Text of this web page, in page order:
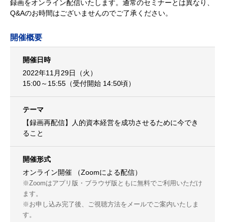
録画をオンライン配信いたします。通常のセミナーとは異なり、
Q&Aのお時間はございませんのでご了承ください。
開催概要
開催日時
2022年11月29日（火）
15:00～15:55（受付開始 14:50頃）
テーマ
【録画再配信】人的資本経営を成功させるために今でき
ること
開催形式
オンライン開催 （Zoomによる配信）
※Zoomはアプリ版・ブラウザ版ともに無料でご利用いただけ
ます。
※お申し込み完了後、ご視聴方法をメールでご案内いたしま
す。